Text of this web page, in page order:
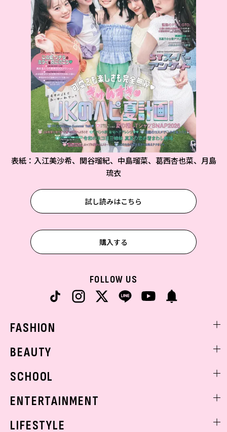
表紙：入江美沙希、関谷瑠紀、中島瑠菜、葛西杏也菜、月島
琉衣
試し読みはこちら
購入する
FOLLOW US
FASHION
着回し
BEAUTY
ベストコスメ
SCHOOL
学校ヘアメイク
ENTERTAINMENT
LIFESTYLE